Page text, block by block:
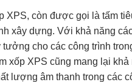
XPS, còn được gọi là tấm
xây dựng. Với khả năng
tưởng cho các công trình
xốp XPS cũng mang lại
lượng âm thanh trong các